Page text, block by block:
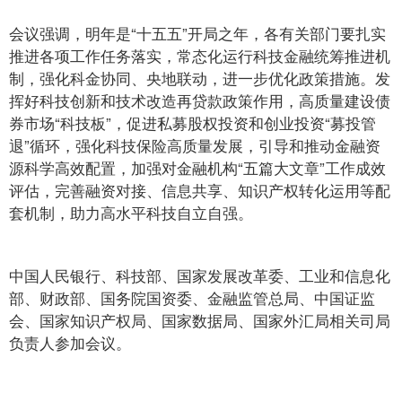
会议强调，明年是“十五五”开局之年，各有关部门要扎实
推进各项工作任务落实，常态化运行科技金融统筹推进机
制，强化科金协同、央地联动，进一步优化政策措施。发
挥好科技创新和技术改造再贷款政策作用，高质量建设债
券市场“科技板”，促进私募股权投资和创业投资“募投管
退”循环，强化科技保险高质量发展，引导和推动金融资
源科学高效配置，加强对金融机构“五篇大文章”工作成效
评估，完善融资对接、信息共享、知识产权转化运用等配
套机制，助力高水平科技自立自强。
中国人民银行、科技部、国家发展改革委、工业和信息化
部、财政部、国务院国资委、金融监管总局、中国证监
会、国家知识产权局、国家数据局、国家外汇局相关司局
负责人参加会议。